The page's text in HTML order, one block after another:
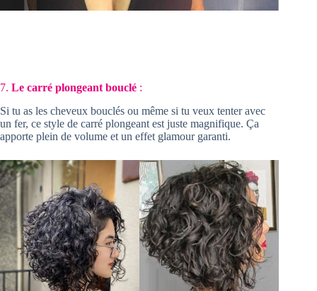
7. Le carré plongeant bouclé :
Si tu as les cheveux bouclés ou même si tu veux tenter avec
un fer, ce style de carré plongeant est juste magnifique. Ça
apporte plein de volume et un effet glamour garanti.